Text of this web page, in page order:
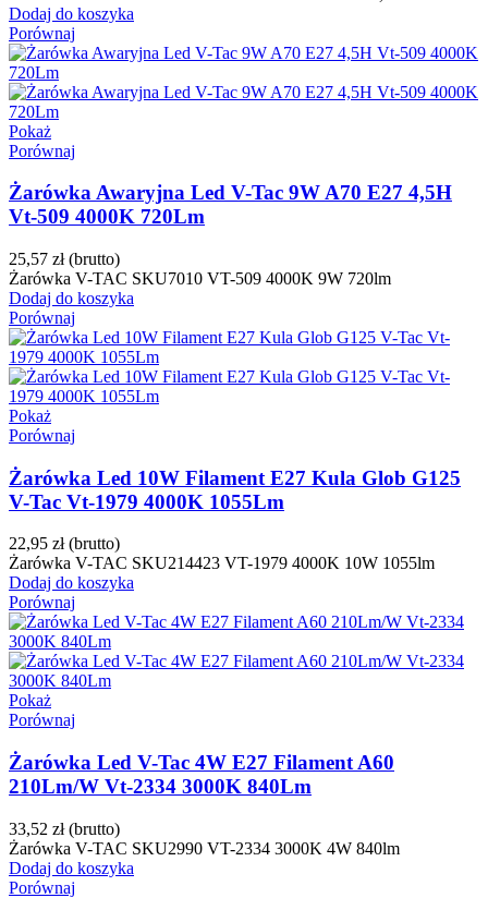
Dodaj do koszyka
Porównaj
Pokaż
Porównaj
Żarówka Awaryjna Led V-Tac 9W A70 E27 4,5H
Vt-509 4000K 720Lm
25,57 zł (brutto)
Żarówka V-TAC SKU7010 VT-509 4000K 9W 720lm
Dodaj do koszyka
Porównaj
Pokaż
Porównaj
Żarówka Led 10W Filament E27 Kula Glob G125
V-Tac Vt-1979 4000K 1055Lm
22,95 zł (brutto)
Żarówka V-TAC SKU214423 VT-1979 4000K 10W 1055lm
Dodaj do koszyka
Porównaj
Pokaż
Porównaj
Żarówka Led V-Tac 4W E27 Filament A60
210Lm/W Vt-2334 3000K 840Lm
33,52 zł (brutto)
Żarówka V-TAC SKU2990 VT-2334 3000K 4W 840lm
Dodaj do koszyka
Porównaj